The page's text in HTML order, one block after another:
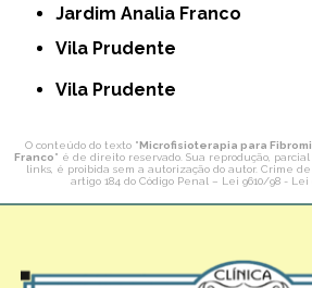
Jardim Analia Franco
Vila Prudente
Vila Prudente
O conteúdo do texto "Microfisioterapia para
Franco" é de direito reservado. Sua reprodução, parcial
links, é proibida sem a autorização do autor. Crime
artigo 184 do Código Penal – Lei 9610/98 -